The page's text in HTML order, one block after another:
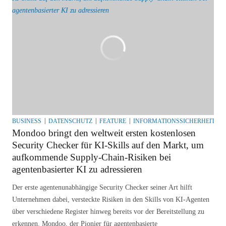
BUSINESS DATENSCHUTZ FEATURE INFORMATIONSSICHERHEIT
Mondoo bringt den weltweit ersten kostenlosen
Security Checker für KI-Skills auf den Markt, um
aufkommende Supply-Chain-Risiken bei
agentenbasierter KI zu adressieren
Der erste agentenunabhängige Security Checker seiner Art hilft
Unternehmen dabei, versteckte Risiken in den Skills von KI-Agenten
über verschiedene Register hinweg bereits vor der Bereitstellung zu
erkennen. Mondoo, der Pionier für agentenbasierte